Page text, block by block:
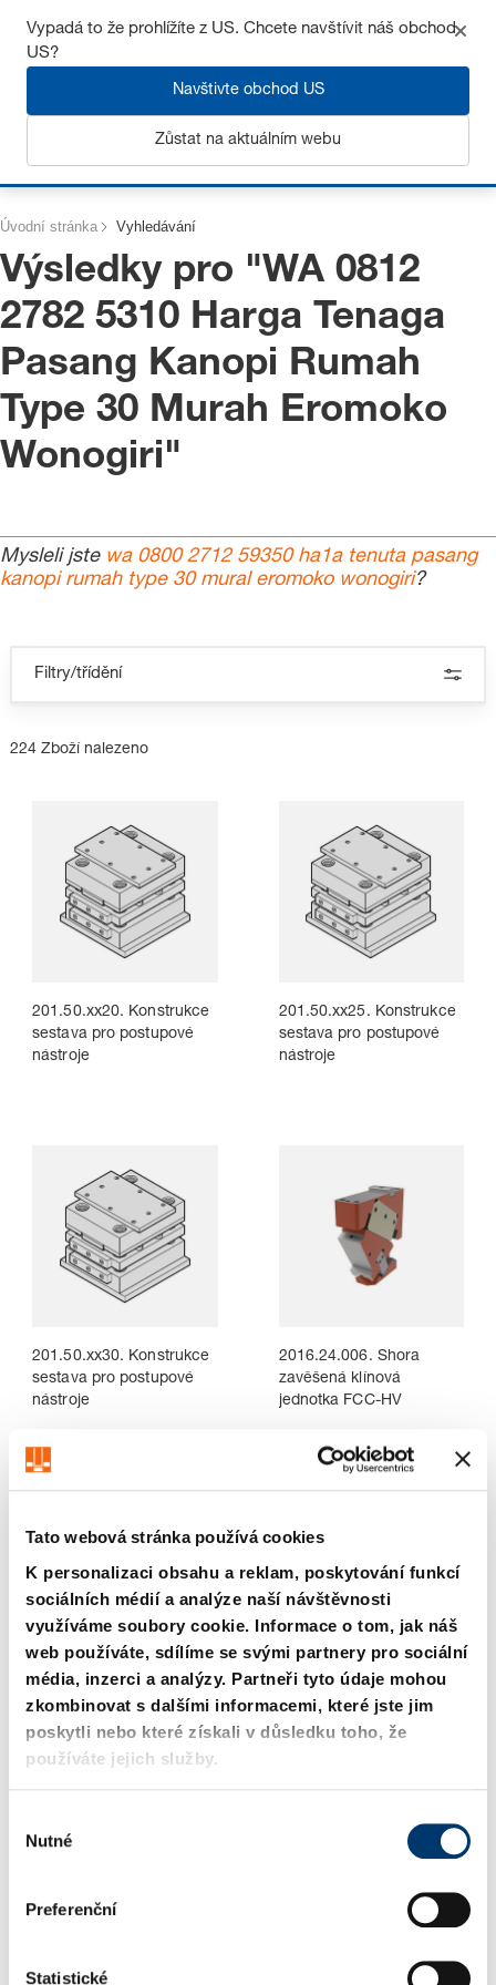
Tato webová stránka používá cookies
K personalizaci obsahu a reklam, poskytování funkcí
sociálních médií a analýze naší návštěvnosti
využíváme soubory cookie. Informace o tom, jak náš
web používáte, sdílíme se svými partnery pro sociální
média, inzerci a analýzy. Partneři tyto údaje mohou
zkombinovat s dalšími informacemi, které jste jim
poskytli nebo které získali v důsledku toho, že
používáte jejich služby.
Nutné
Preferenční
Statistické
Získejte až 7% slevu – klikněte zde pro víceinformací
Úvodní stránka Vyhledávání
Výsledky pro "WA 0812
2782 5310 Harga Tenaga
Pasang Kanopi Rumah
Type 30 Murah Eromoko
Wonogiri"
Mysleli jste wa 0800 2712 59350 ha1a tenuta pasang
kanopi rumah type 30 mural eromoko wonogiri?
Filtry/třídění
224 Zboží nalezeno
201.50.xx20. Konstrukce
sestava pro postupové
nástroje
201.50.xx25. Konstrukce
sestava pro postupové
nástroje
201.50.xx30. Konstrukce
sestava pro postupové
nástroje
2016.24.006. Shora
zavěšená klínová
jednotka FCC-HV
2016.24.008. Shora
zavěšená klínová
jednotka FCC-HV
2016.24.011. Shora
zavěšená klínová
Vypadá to že prohlížíte z US. Chcete navštívit náš obchod
US?
Navštivte obchod US
Zůstat na aktuálním webu